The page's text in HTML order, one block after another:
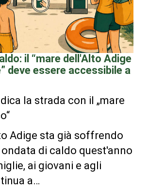
il “mare dell'Alto Adige
deve essere accessibile a
la strada con il „mare
Adige sta già soffrendo
di caldo quest'anno
ai giovani e agli
a…